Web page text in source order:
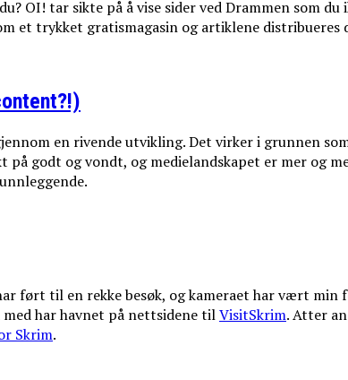
OI! tar sikte på å vise sider ved Drammen som du
et trykket gratismagasin og artiklene distribueres
en rivende utvikling. Det virker i grunnen
godt og vondt, og medielandskapet er mer og
ført til en rekke besøk, og kameraet har vært min
har havnet på nettsidene tilVisitSkrim. Atter
Skrim.